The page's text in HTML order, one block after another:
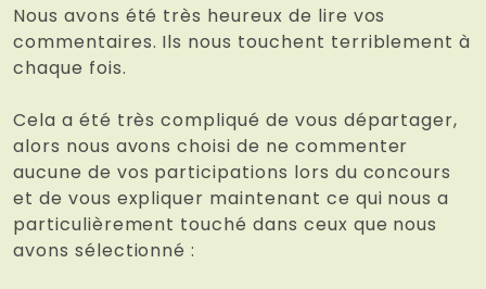
Nous avons été très heureux de lire vos
commentaires. Ils nous touchent terriblement à
chaque fois.
Cela a été très compliqué de vous départager,
alors nous avons choisi de ne commenter
aucune de vos participations lors du concours
et de vous expliquer maintenant ce qui nous a
particulièrement touché dans ceux que nous
avons sélectionné :